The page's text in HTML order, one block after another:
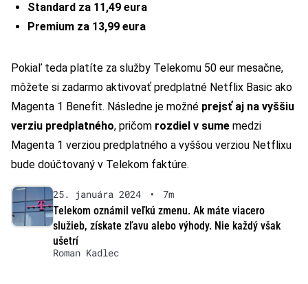
Standard za 11,49 eura
Premium za 13,99 eura
Pokiaľ teda platíte za služby Telekomu 50 eur mesačne,
môžete si zadarmo aktivovať predplatné Netflix Basic ako
Magenta 1 Benefit. Následne je možné prejsť aj na vyššiu
verziu predplatného, pričom rozdiel v sume medzi
Magenta 1 verziou predplatného a vyššou verziou Netflixu
bude doúčtovaný v Telekom faktúre.
25. januára 2024 •
7m
Telekom oznámil veľkú zmenu. Ak máte viacero
služieb, získate zľavu alebo výhody. Nie každý však
ušetrí
Roman Kadlec